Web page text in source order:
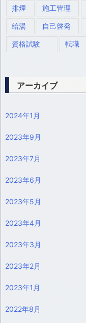
排煙 施工管理
給湯 自己啓発
資格試験 転職
アーカイブ
2024年1月
2023年9月
2023年7月
2023年6月
2023年5月
2023年4月
2023年3月
2023年2月
2023年1月
2022年8月